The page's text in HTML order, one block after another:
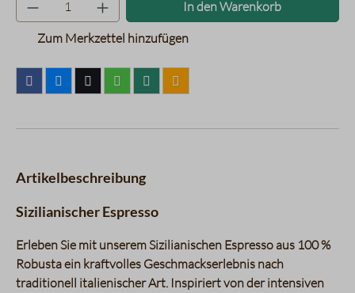
In den Warenkorb
Zum Merkzettel hinzufügen
Artikelbeschreibung
Sizilianischer Espresso
Erleben Sie mit unserem Sizilianischen Espresso aus 100 %
Robusta ein kraftvolles Geschmackserlebnis nach
traditionell italienischer Art. Inspiriert von der intensiven